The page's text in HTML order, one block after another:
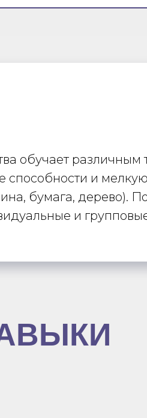
обучает различным
способности и
бумага, дерево).
и